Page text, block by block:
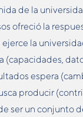
de la
ofreció la
la
espera
producir
ser un conjunto